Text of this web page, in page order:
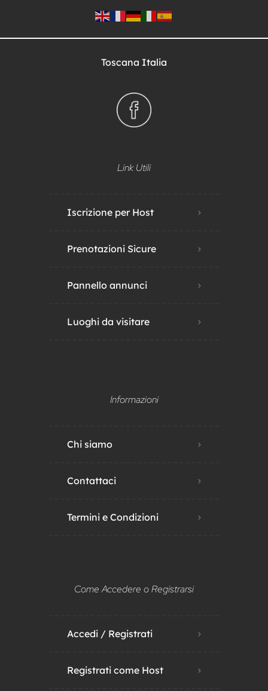
Toscana Italia
Link Utili
Iscrizione per Host
Prenotazioni Sicure
Pannello annunci
Luoghi da visitare
Informazioni
Chi siamo
Contattaci
Termini e Condizioni
Come Accedere o Registrarsi
Accedi / Registrati
Registrati come Host